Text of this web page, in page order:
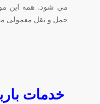
می شود. همه این
حمل و نقل معمولی
خدمات